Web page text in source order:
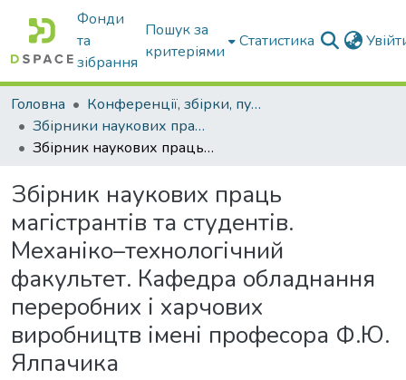
Фонди
та
зібрання
Пошук за
критеріями
Статистика
Головна
Конференції, збірки, публікації молодих вчених і здобувачів : магістрів, бакалаврів, аспірантів.
Збірники наукових праць здобувачів (магістрантів, бакалаврів, аспірантів)
Збірник наукових праць магістрантів та студентів. Механіко–технологічний факультет. Кафедра обладнання переробних і харчових виробництв імені професора Ф.Ю. Ялпачика
Збірник наукових праць
магістрантів та студентів.
Механіко–технологічний
факультет. Кафедра обладнання
переробних і харчових
виробництв імені професора Ф.Ю.
Ялпачика